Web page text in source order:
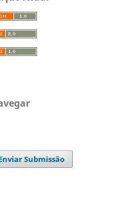
Submissão